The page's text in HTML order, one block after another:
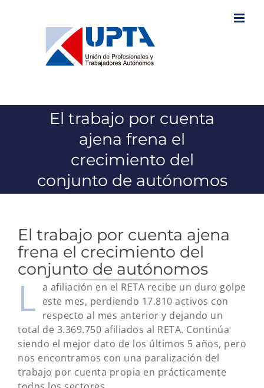
El trabajo por cuenta
ajena frena el
crecimiento del
conjunto de autónomos
El trabajo por cuenta ajena
frena el crecimiento del
conjunto de autónomos
L a afiliación en el RETA recibe un duro golpe
este mes, perdiendo 17.810 activos con
respecto al mes anterior y dejando un
total de 3.369.750 afiliados al RETA. Continúa
siendo el mejor dato de los últimos 5 años, pero
nos encontramos con una paralización del
trabajo por cuenta propia en prácticamente